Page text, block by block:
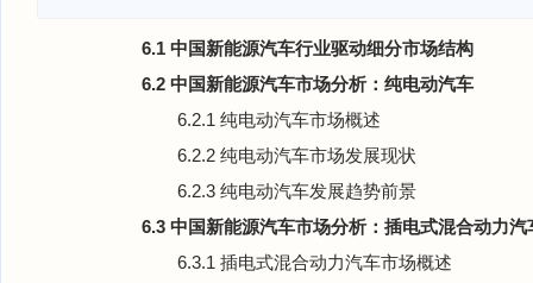
6.1 中国新能源汽车行业驱动细分市场结构
6.2 中国新能源汽车市场分析：纯电动汽车
6.2.1 纯电动汽车市场概述
6.2.2 纯电动汽车市场发展现状
6.2.3 纯电动汽车发展趋势前景
6.3 中国新能源汽车市场分析：插电式混合动力汽
6.3.1 插电式混合动力汽车市场概述